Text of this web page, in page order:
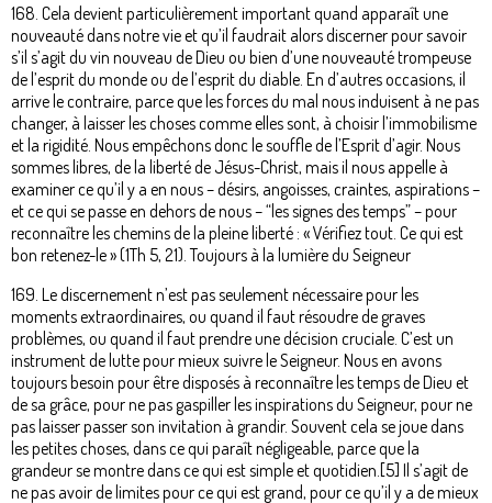
168. Cela devient particulièrement important quand apparaît une
nouveauté dans notre vie et qu’il faudrait alors discerner pour savoir
s’il s’agit du vin nouveau de Dieu ou bien d’une nouveauté trompeuse
de l’esprit du monde ou de l’esprit du diable. En d’autres occasions, il
arrive le contraire, parce que les forces du mal nous induisent à ne pas
changer, à laisser les choses comme elles sont, à choisir l’immobilisme
et la rigidité. Nous empêchons donc le souffle de l’Esprit d’agir. Nous
sommes libres, de la liberté de Jésus-Christ, mais il nous appelle à
examiner ce qu’il y a en nous – désirs, angoisses, craintes, aspirations –
et ce qui se passe en dehors de nous – “les signes des temps” – pour
reconnaître les chemins de la pleine liberté : « Vérifiez tout. Ce qui est
bon retenez-le » (1Th 5, 21). Toujours à la lumière du Seigneur
169. Le discernement n’est pas seulement nécessaire pour les
moments extraordinaires, ou quand il faut résoudre de graves
problèmes, ou quand il faut prendre une décision cruciale. C’est un
instrument de lutte pour mieux suivre le Seigneur. Nous en avons
toujours besoin pour être disposés à reconnaître les temps de Dieu et
de sa grâce, pour ne pas gaspiller les inspirations du Seigneur, pour ne
pas laisser passer son invitation à grandir. Souvent cela se joue dans
les petites choses, dans ce qui paraît négligeable, parce que la
grandeur se montre dans ce qui est simple et quotidien.[5] Il s’agit de
ne pas avoir de limites pour ce qui est grand, pour ce qu’il y a de mieux